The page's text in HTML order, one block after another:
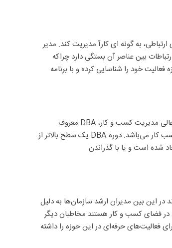
به گونه ای کارآ مدیریت کند. مدیر
بین عناصر آن بستگی دارد چراکه
خود را شناسایی کرده و با برنامه
مدیریت کسب و کار،
معروف
کار می‌باشد. دوره یک سطح بالاتر از
شده است و یا با گذراندن
این بین مدیران ارشد سازمان‌ها به دلیل
در فضای کسب و کار هستند مخاطبان دیگر
فعالیت‌های حرفه‌ای در این حوزه را داشته